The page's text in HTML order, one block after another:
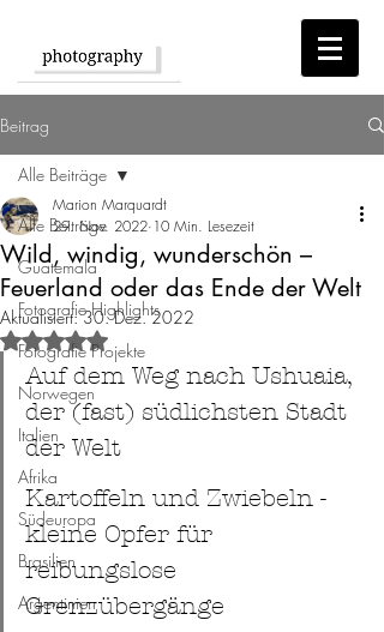
Beitrag
Alle Beiträge
Guatemala
Fotografie Highlights
Fotografie Projekte
Norwegen
Italien
Afrika
Südeuropa
Brasilien
Argentinien
Alle Beiträge
Wild, windig, wunderschön –
Feuerland oder das Ende der Welt
Marion Marquardt
29. Nov. 2022 10 Min. Lesezeit
Aktualisiert:30. Dez. 2022
Mit NaN von 5 Sternen bewertet.
Auf dem Weg nach Ushuaia,
der (fast) südlichsten Stadt
der Welt
Kartoffeln und Zwiebeln -
kleine Opfer für
reibungslose
Grenzübergänge